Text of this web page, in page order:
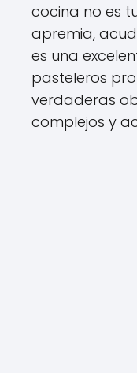
cocina no es
apremia,
es una
pasteleros
verdaderas
complejos y